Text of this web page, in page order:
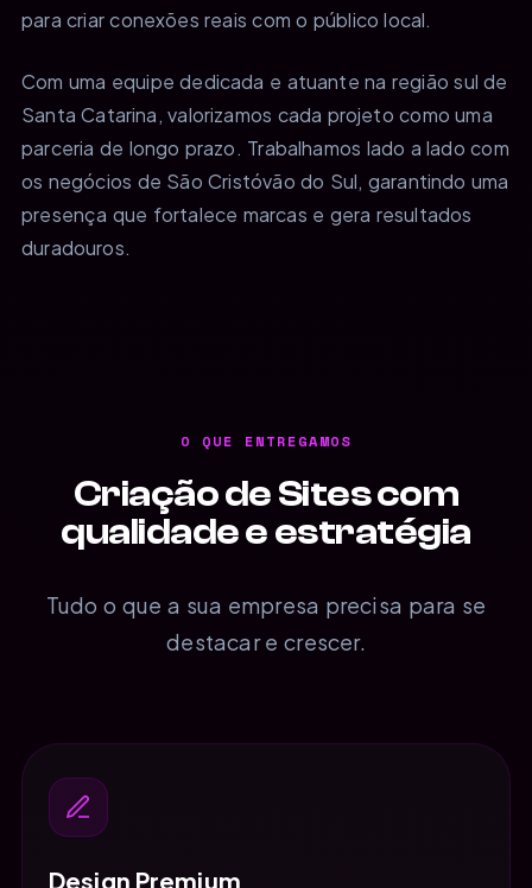
para criar conexões reais com o público local.
Com uma equipe dedicada e atuante na região sul de
Santa Catarina, valorizamos cada projeto como uma
parceria de longo prazo. Trabalhamos lado a lado com
os negócios de São Cristóvão do Sul, garantindo uma
presença que fortalece marcas e gera resultados
duradouros.
O QUE ENTREGAMOS
Criação de Sites com
qualidade e estratégia
Tudo o que a sua empresa precisa para se
destacar e crescer.
Design Premium